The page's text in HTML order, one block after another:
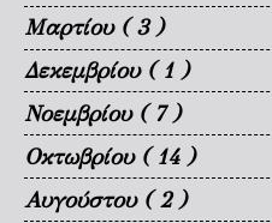
Μαρτίου ( 3 )
Δεκεμβρίου ( 1 )
Νοεμβρίου ( 7 )
Οκτωβρίου ( 14 )
Αυγούστου ( 2 )